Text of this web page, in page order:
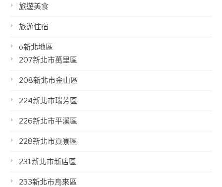
旅遊美食
旅遊住宿
o新北地區
207新北市萬里區
208新北市金山區
224新北市瑞芳區
226新北市平溪區
228新北市貢寮區
231新北市新店區
233新北市烏來區